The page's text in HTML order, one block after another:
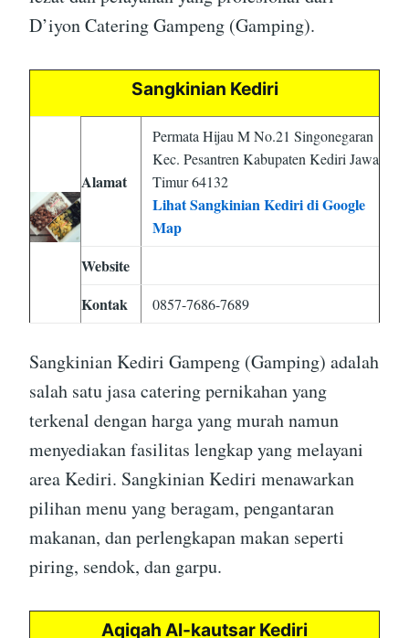
D’iyon Catering Gampeng (Gamping).
Sangkinian Kediri
Alamat
Permata Hijau M No.21 Singonegaran
Kec. Pesantren Kabupaten Kediri Jawa
Timur 64132
Lihat Sangkinian Kediri di Google
Map
Website
Kontak
0857-7686-7689
Sangkinian Kediri Gampeng (Gamping) adalah
salah satu jasa catering pernikahan yang
terkenal dengan harga yang murah namun
menyediakan fasilitas lengkap yang melayani
area Kediri. Sangkinian Kediri menawarkan
pilihan menu yang beragam, pengantaran
makanan, dan perlengkapan makan seperti
piring, sendok, dan garpu.
Aqiqah Al-kautsar Kediri